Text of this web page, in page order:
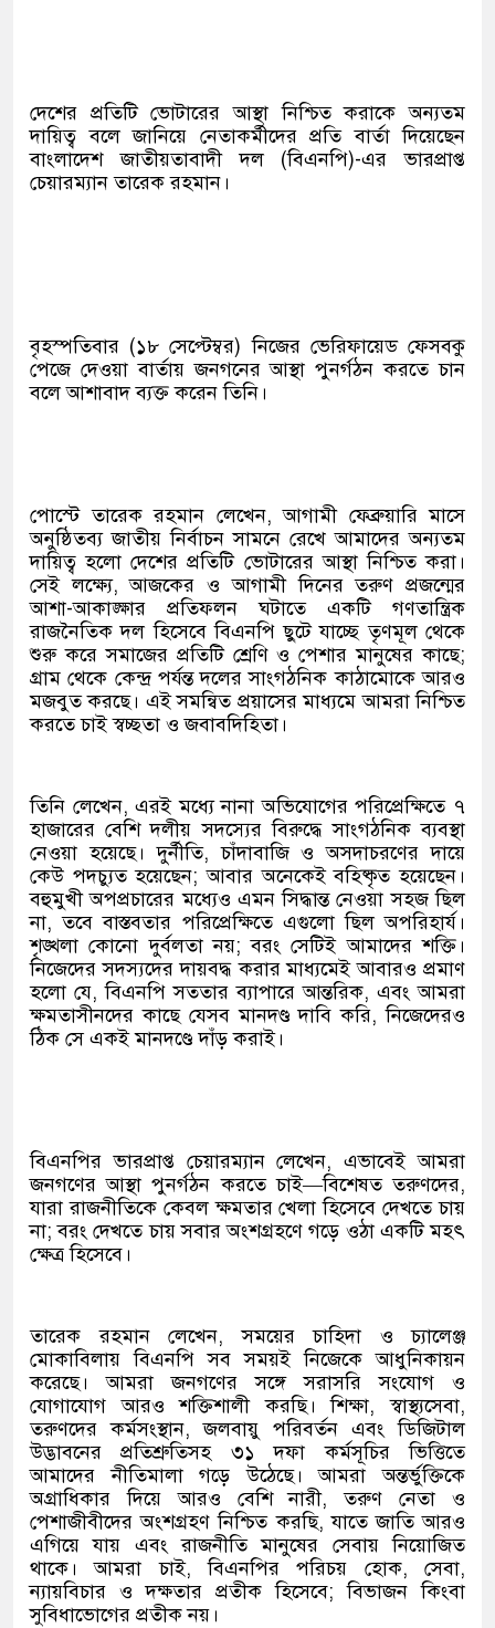
দেশের প্রতিটি ভোটারের আস্থা নিশ্চিত করাকে অন্যতম
দায়িত্ব বলে জানিয়ে নেতাকর্মীদের প্রতি বার্তা দিয়েছেন
বাংলাদেশ জাতীয়তাবাদী দল (বিএনপি)-এর ভারপ্রাপ্ত
চেয়ারম্যান তারেক রহমান।
বৃহস্পতিবার (১৮ সেপ্টেম্বর) নিজের ভেরিফায়েড ফেসবকু
পেজে দেওয়া বার্তায় জনগনের আস্থা পুনর্গঠন করতে চান
বলে আশাবাদ ব্যক্ত করেন তিনি।
পোস্টে তারেক রহমান লেখেন, আগামী ফেব্রুয়ারি মাসে
অনুষ্ঠিতব্য জাতীয় নির্বাচন সামনে রেখে আমাদের অন্যতম
দায়িত্ব হলো দেশের প্রতিটি ভোটারের আস্থা নিশ্চিত করা।
সেই লক্ষ্যে, আজকের ও আগামী দিনের তরুণ প্রজন্মের
আশা-আকাঙ্ক্ষার প্রতিফলন ঘটাতে একটি গণতান্ত্রিক
রাজনৈতিক দল হিসেবে বিএনপি ছুটে যাচ্ছে তৃণমূল থেকে
শুরু করে সমাজের প্রতিটি শ্রেণি ও পেশার মানুষের কাছে;
গ্রাম থেকে কেন্দ্র পর্যন্ত দলের সাংগঠনিক কাঠামোকে আরও
মজবুত করছে। এই সমন্বিত প্রয়াসের মাধ্যমে আমরা নিশ্চিত
করতে চাই স্বচ্ছতা ও জবাবদিহিতা।
তিনি লেখেন, এরই মধ্যে নানা অভিযোগের পরিপ্রেক্ষিতে ৭
হাজারের বেশি দলীয় সদস্যের বিরুদ্ধে সাংগঠনিক ব্যবস্থা
নেওয়া হয়েছে। দুর্নীতি, চাঁদাবাজি ও অসদাচরণের দায়ে
কেউ পদচ্যুত হয়েছেন; আবার অনেকেই বহিষ্কৃত হয়েছেন।
বহুমুখী অপপ্রচারের মধ্যেও এমন সিদ্ধান্ত নেওয়া সহজ ছিল
না, তবে বাস্তবতার পরিপ্রেক্ষিতে এগুলো ছিল অপরিহার্য।
শৃঙ্খলা কোনো দুর্বলতা নয়; বরং সেটিই আমাদের শক্তি।
নিজেদের সদস্যদের দায়বদ্ধ করার মাধ্যমেই আবারও প্রমাণ
হলো যে, বিএনপি সততার ব্যাপারে আন্তরিক, এবং আমরা
ক্ষমতাসীনদের কাছে যেসব মানদণ্ড দাবি করি, নিজেদেরও
ঠিক সে একই মানদণ্ডে দাঁড় করাই।
বিএনপির ভারপ্রাপ্ত চেয়ারম্যান লেখেন, এভাবেই আমরা
জনগণের আস্থা পুনর্গঠন করতে চাই—বিশেষত তরুণদের,
যারা রাজনীতিকে কেবল ক্ষমতার খেলা হিসেবে দেখতে চায়
না; বরং দেখতে চায় সবার অংশগ্রহণে গড়ে ওঠা একটি মহৎ
ক্ষেত্র হিসেবে।
তারেক রহমান লেখেন, সময়ের চাহিদা ও চ্যালেঞ্জ
মোকাবিলায় বিএনপি সব সময়ই নিজেকে আধুনিকায়ন
করেছে। আমরা জনগণের সঙ্গে সরাসরি সংযোগ ও
যোগাযোগ আরও শক্তিশালী করছি। শিক্ষা, স্বাস্থ্যসেবা,
তরুণদের কর্মসংস্থান, জলবায়ু পরিবর্তন এবং ডিজিটাল
উদ্ভাবনের প্রতিশ্রুতিসহ ৩১ দফা কর্মসূচির ভিত্তিতে
আমাদের নীতিমালা গড়ে উঠেছে। আমরা অন্তর্ভুক্তিকে
অগ্রাধিকার দিয়ে আরও বেশি নারী, তরুণ নেতা ও
পেশাজীবীদের অংশগ্রহণ নিশ্চিত করছি, যাতে জাতি আরও
এগিয়ে যায় এবং রাজনীতি মানুষের সেবায় নিয়োজিত
থাকে। আমরা চাই, বিএনপির পরিচয় হোক, সেবা,
ন্যায়বিচার ও দক্ষতার প্রতীক হিসেবে; বিভাজন কিংবা
সুবিধাভোগের প্রতীক নয়।